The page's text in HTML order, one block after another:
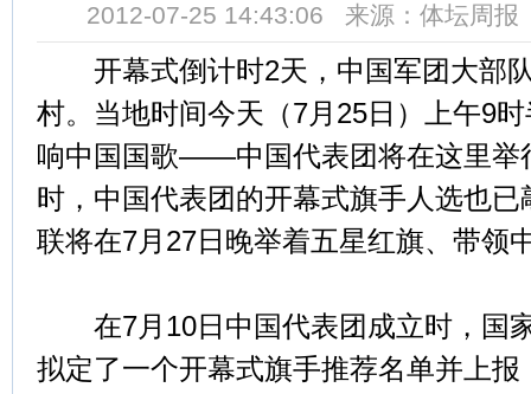
2012-07-25 14:43:06 来源：体坛周
开幕式倒计时2天，中国军团大部
村。当地时间今天（7月25日）上午9
响中国国歌——中国代表团将在这里举
时，中国代表团的开幕式旗手人选也
联将在7月27日晚举着五星红旗、带领
在7月10日中国代表团成立时，国
拟定了一个开幕式旗手推荐名单并上